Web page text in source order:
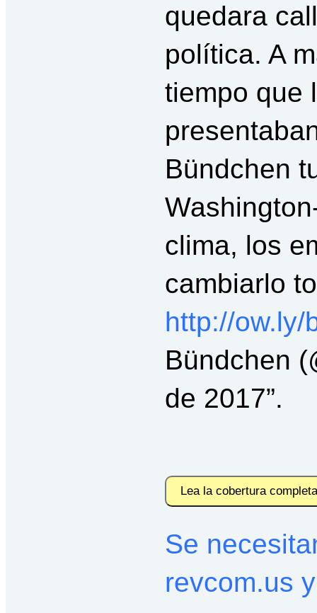
quedara
política. A
tiempo que
Bündchen
clima, los
cambiarlo
http://ow.ly/
Bündchen
de 2017”.
Lea la cobertura
Se
revcom.us